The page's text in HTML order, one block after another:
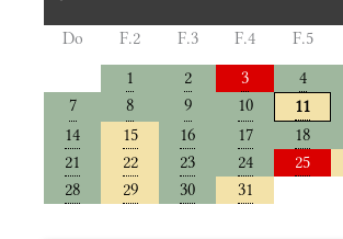
Do F.2 F.3 F.4 F.5
1
2 3 4
7
8 9 10 11
14
15 16 17 18
21
22 23 24 25
28
29 30 31